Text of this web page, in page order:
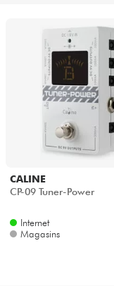
Home Studio
Casques
Micros & HF
Eclairage
CALINE
CP-09 Tuner-Power
Internet
Magasins